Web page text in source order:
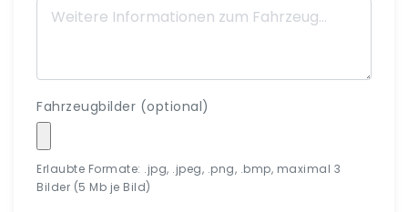
Fahrzeugbilder (optional)
Erlaubte Formate: .jpg, .jpeg, .png, .bmp, maximal 3
Bilder (5 Mb je Bild)